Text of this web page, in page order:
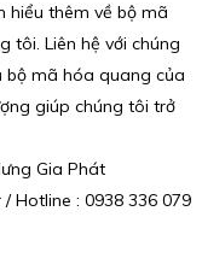
hiểu thêm về bộ mã
tôi. Liên hệ với chúng
bộ mã hóa quang của
giúp chúng tôi trở
Gia Phát
Hotline : 0938 336 079